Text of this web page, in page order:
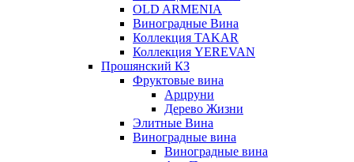
OLD ARMENIA
Виноградные Вина
Коллекция TAKAR
Коллекция YEREVAN
Прошянский КЗ
Фруктовые вина
Арцруни
Дерево Жизни
Элитные Вина
Виноградные вина
Виноградные вина